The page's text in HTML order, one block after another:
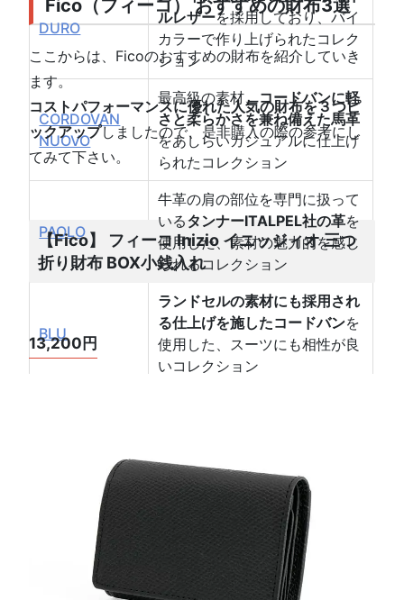
DURO
ルレザーを採用しており、バイ
カラーで作り上げられたコレク
ション
CORDOVAN
NUOVO
最高級の素材、コードバンに軽
さと柔らかさを兼ね備えた馬革
をあしらいカジュアルに仕上げ
られたコレクション
PAOLO
牛革の肩の部位を専門に扱って
いるタンナーITALPEL社の革を
使用した、素材の魅力的を感じ
られるコレクション
BLU
ランドセルの素材にも採用され
る仕上げを施したコードバンを
使用した、スーツにも相性が良
いコレクション
Fico（フィーコ） おすすめの財布3選
ここからは、Ficoのおすすめの財布を紹介していき
ます。
コストパフォーマンスに優れた人気の財布を３つピ
ックアップしましたので、是非購入の際の参考にし
てみて下さい。
【Fico】 フィーコ Inizio イニッジィオ 三つ
折り財布 BOX小銭入れ
13,200円